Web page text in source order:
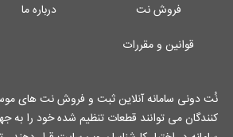
فروش نت
درباره ما
قوانین و مقررات
نُت دونی سامانه آنلاین ثبت و فروش نت های
کنندگان می توانند قطعات تنظیم شده خود را